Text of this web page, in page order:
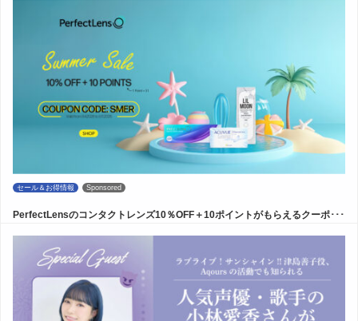
セール＆お得情報 Sponsored
PerfectLensのコンタクトレンズ10％OFF＋10ポイントがもらえるクーポ･･･